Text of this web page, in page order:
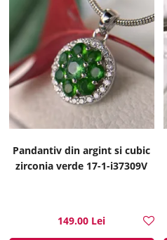
Pandantiv din argint si cubic
zirconia verde 17-1-i37309V
149.00 Lei